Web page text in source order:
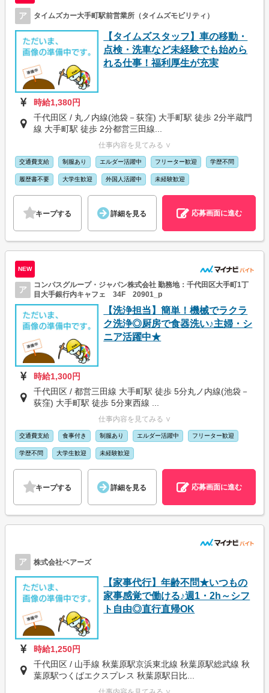
ア タイムズカー大手町駅前営業所（タイムズモビリティ）
【タイムズスタッフ】車の移動・
点検・洗車など未経験でも始めら
れる仕事！福利厚生が充実
時給1,380円
千代田区 / 丸ノ内線(池袋－荻窪) 大手町駅 徒歩 2分半蔵門
線 大手町駅 徒歩 2分都営三田線...
仕事内容を見てみる ∨
交通費支給 制服あり エルダー活躍中 フリーター歓迎 学歴不問
履歴書不要 大学生歓迎 外国人活躍中 未経験歓迎
キープする 詳細を見る 応募画面に進む
NEW
ア
コンパスグループ・ジャパン株式会社 勤務地：千代田区大手町1丁
目大手銀行内キャフェ 34F 20901_p
【洗浄担当】簡単！機械でラクラ
ク洗浄◎厨房で食器洗い♪主婦・シ
ニア活躍中★
時給1,300円
千代田区 / 都営三田線 大手町駅 徒歩 5分丸ノ内線(池袋－
荻窪) 大手町駅 徒歩 5分東西線 ...
仕事内容を見てみる ∨
交通費支給 食事付き 制服あり エルダー活躍中 フリーター歓迎
学歴不問 大学生歓迎 未経験歓迎
キープする 詳細を見る 応募画面に進む
ア 株式会社ベアーズ
【家事代行】年齢不問★いつもの
家事感覚で働ける♪週1・2h～シフ
ト自由◎直行直帰OK
時給1,250円
千代田区 / 山手線 秋葉原駅京浜東北線 秋葉原駅総武線 秋
葉原駅つくばエクスプレス 秋葉原駅日比...